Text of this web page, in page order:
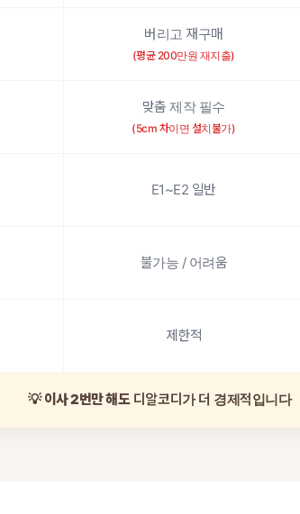
버리고 재구매
(평균 200만원 재지출)
맞춤 제작 필수
(5cm 차이면 설치불가)
E1~E2 일반
불가능 / 어려움
제한적
💡이사 2번만 해도디알코디가 더 경제적입니다